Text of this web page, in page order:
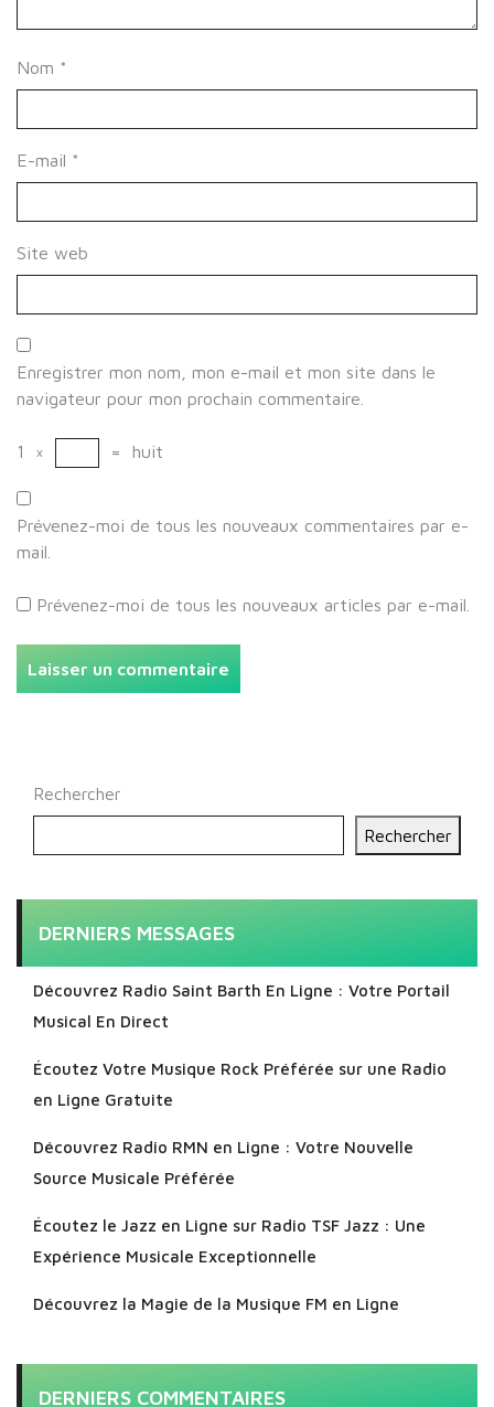
Nom *
E-mail *
Site web
Enregistrer mon nom, mon e-mail et mon site dans le
navigateur pour mon prochain commentaire.
1 × = huit
Prévenez-moi de tous les nouveaux commentaires par e-
mail.
Prévenez-moi de tous les nouveaux articles par e-mail.
Rechercher
Rechercher
DERNIERS MESSAGES
Découvrez Radio Saint Barth En Ligne : Votre Portail
Musical En Direct
Écoutez Votre Musique Rock Préférée sur une Radio
en Ligne Gratuite
Découvrez Radio RMN en Ligne : Votre Nouvelle
Source Musicale Préférée
Écoutez le Jazz en Ligne sur Radio TSF Jazz : Une
Expérience Musicale Exceptionnelle
Découvrez la Magie de la Musique FM en Ligne
DERNIERS COMMENTAIRES